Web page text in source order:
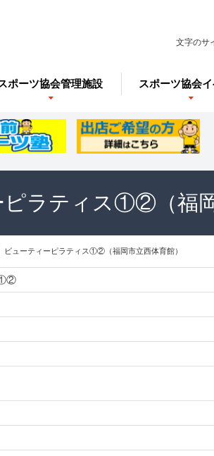
文字のサ
ポーツ協会管理施設 スポーツ協会イ
ピラティス①②（福
ビューティーピラティス①②（福岡市立西体育館）
①②